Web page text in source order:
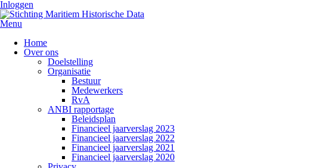
Inloggen
Menu
Home
Over ons
Doelstelling
Organisatie
Bestuur
Medewerkers
RvA
ANBI rapportage
Beleidsplan
Financieel jaarverslag 2023
Financieel jaarverslag 2022
Financieel jaarverslag 2021
Financieel jaarverslag 2020